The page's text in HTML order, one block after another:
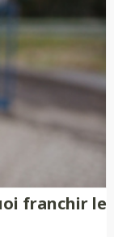
franchir le